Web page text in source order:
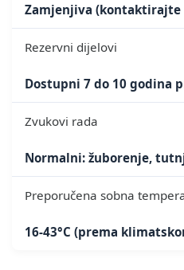
Zamjenjiva (kontaktirajte
Rezervni dijelovi
Dostupni 7 do 10 godina
Zvukovi rada
Normalni: žuborenje,
Preporučena sobna
16-43°C (prema